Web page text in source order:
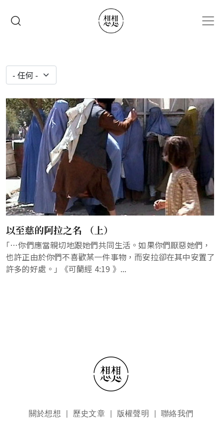
以至慈的阿拉之名 （上）
｢…你們應當親切地跟她們共同生活。如果你們厭惡她們，
也許正由於你們不喜歡某一件事物，而安拉卻在其中安置了
許多的好處。｣ 《可蘭經 4:19 》...
頁尾選單關於想想 歷史文章 版權聲明 聯絡我們